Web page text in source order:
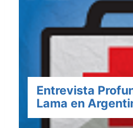
Entrevista
Lama en